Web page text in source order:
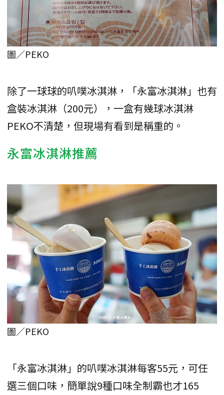
圖／PEKO
除了一球球的叭噗冰淇淋，「永富冰淇淋」也有
盒裝冰淇淋（200元），一盒有幾球冰淇淋
PEKO不清楚，但現場有看到是稱重的。
永富冰淇淋推薦
圖／PEKO
「永富冰淇淋」的叭噗冰淇淋每客55元，可任
選三個口味，簡單說9種口味全制霸也才165